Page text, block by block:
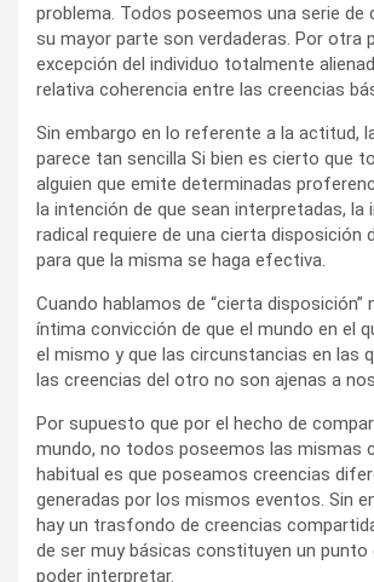
problema. Todos poseemos una serie de
su mayor parte son verdaderas. Por otra
excepción del individuo totalmente
relativa coherencia entre las creencias
Sin embargo en lo referente a la actitud,
parece tan sencilla Si bien es cierto que
alguien que emite determinadas
la intención de que sean interpretadas, la
radical requiere de una cierta disposición
para que la misma se haga efectiva.
Cuando hablamos de “cierta
íntima convicción de que el mundo en el
el mismo y que las circunstancias en las
las creencias del otro no son ajenas a
Por supuesto que por el hecho de
mundo, no todos poseemos las mismas
habitual es que poseamos creencias
generadas por los mismos eventos. Sin
hay un trasfondo de creencias
de ser muy básicas constituyen un punto
poder interpretar.